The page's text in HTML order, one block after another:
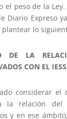
el peso de la
Diario Expreso
lo
DE LA
CON EL
considerar el
la relación del
y en ese